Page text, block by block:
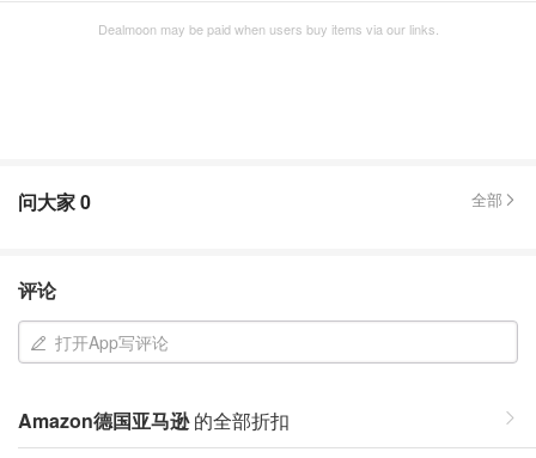
Dealmoon may be paid when users buy items via our links.
问大家0 全部
评论
打开App写评论
Amazon德国亚马逊的全部折扣